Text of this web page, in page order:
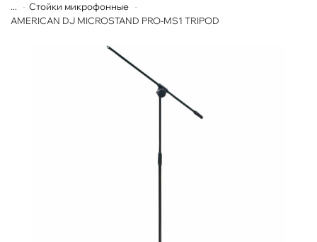
...
Стойки микрофонные
AMERICAN DJ MICROSTAND PRO-MS1 TRIPOD